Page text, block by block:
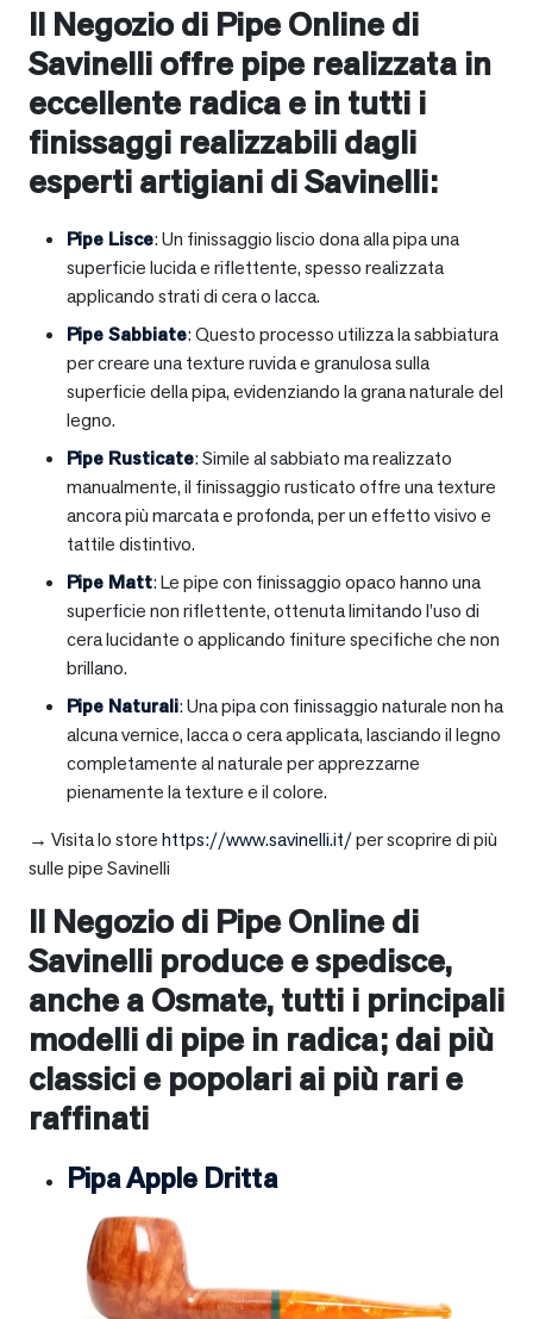
Il Negozio di Pipe Online di
Savinelli offre pipe realizzata in
eccellente radica e in tutti i
finissaggi realizzabili dagli
esperti artigiani di Savinelli:
Pipe Lisce: Un finissaggio liscio dona alla pipa una
superficie lucida e riflettente, spesso realizzata
applicando strati di cera o lacca.
Pipe Sabbiate: Questo processo utilizza la sabbiatura
per creare una texture ruvida e granulosa sulla
superficie della pipa, evidenziando la grana naturale del
legno.
Pipe Rusticate: Simile al sabbiato ma realizzato
manualmente, il finissaggio rusticato offre una texture
ancora più marcata e profonda, per un effetto visivo e
tattile distintivo.
Pipe Matt: Le pipe con finissaggio opaco hanno una
superficie non riflettente, ottenuta limitando l’uso di
cera lucidante o applicando finiture specifiche che non
brillano.
Pipe Naturali: Una pipa con finissaggio naturale non ha
alcuna vernice, lacca o cera applicata, lasciando il legno
completamente al naturale per apprezzarne
pienamente la texture e il colore.
→ Visita lo storehttps://www.savinelli.it/per scoprire di più
sulle pipe Savinelli
Il Negozio di Pipe Online di
Savinelli produce e spedisce,
anche aOsmate, tutti i principali
modelli di pipe in radica; dai più
classici e popolari ai più rari e
raffinati
Pipa Apple Dritta